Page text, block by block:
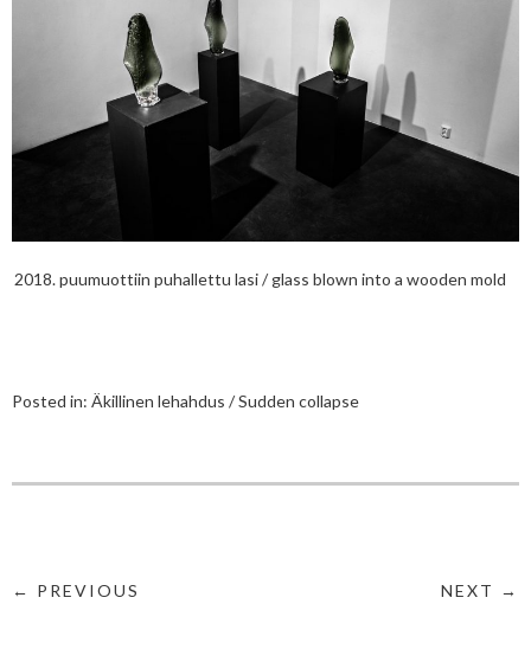
2018. puumuottiin puhallettu lasi / glass blown into a wooden mold
Posted in: Äkillinen lehahdus / Sudden collapse
← PREVIOUS NEXT →